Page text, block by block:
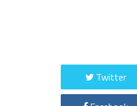
Twitter